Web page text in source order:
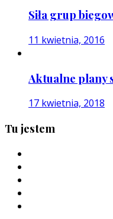
Siła grup
11 kwietnia, 2016
Aktualne plany
17 kwietnia, 2018
Tu jestem